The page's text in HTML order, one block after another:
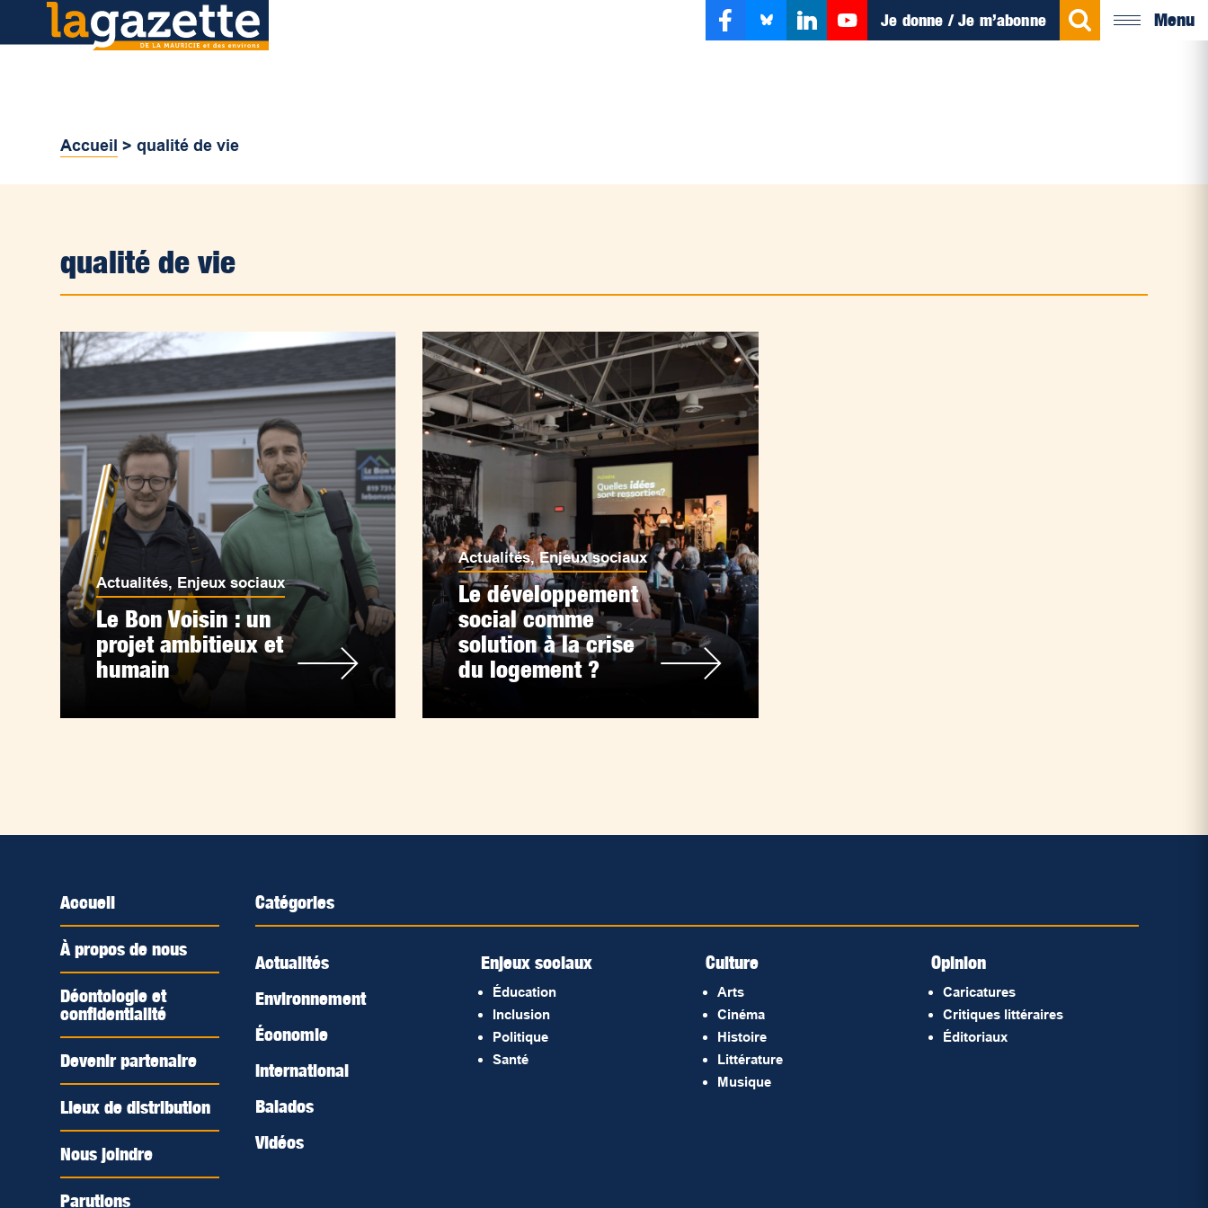
Je donne / Je m’abonne Menu
Accueil >qualité de vie
qualité de vie
Actualités, Enjeux sociaux
Le Bon Voisin : un
projet ambitieux et
humain
Actualités,Enjeux sociaux
Le développement
social comme
solution à la crise
du logement ?
Accueil
À propos de nous
Déontologie et
confidentialité
Devenir partenaire
Lieux de distribution
Nous joindre
Parutions
Catégories
Actualités
Environnement
Économie
International
Balados
Vidéos
Enjeux sociaux
Éducation
Inclusion
Politique
Santé
Culture
Arts
Cinéma
Histoire
Littérature
Musique
Opinion
Caricatures
Critiques littéraires
Éditoriaux